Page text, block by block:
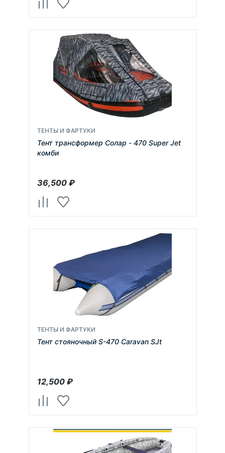
ТЕНТЫ И ФАРТУКИ
Тент трансформер Солар - 470 Super Jet
комби
36,500₽
ТЕНТЫ И ФАРТУКИ
Тент стояночный S-470 Caravan SJt
12,500₽